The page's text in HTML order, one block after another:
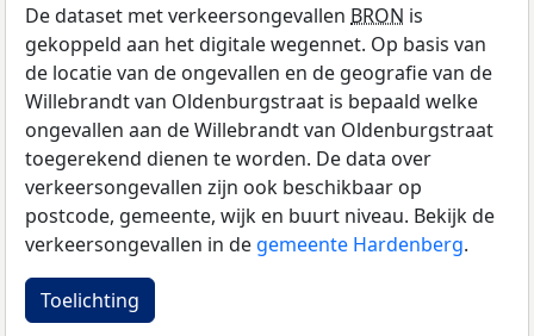
De dataset met verkeersongevallen BRON is
gekoppeld aan het digitale wegennet. Op basis van
de locatie van de ongevallen en de geografie van de
Willebrandt van Oldenburgstraat is bepaald welke
ongevallen aan de Willebrandt van Oldenburgstraat
toegerekend dienen te worden. De data over
verkeersongevallen zijn ook beschikbaar op
postcode, gemeente, wijk en buurt niveau. Bekijk de
verkeersongevallen in de gemeente Hardenberg.
Toelichting